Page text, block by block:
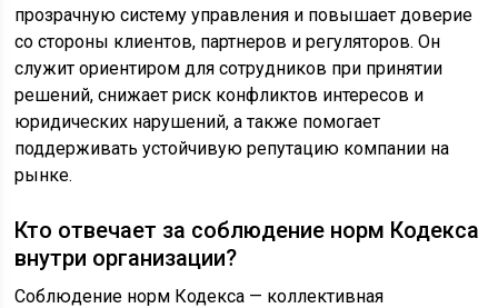
прозрачную систему управления и повышает доверие
со стороны клиентов, партнеров и регуляторов. Он
служит ориентиром для сотрудников при принятии
решений, снижает риск конфликтов интересов и
юридических нарушений, а также помогает
поддерживать устойчивую репутацию компании на
рынке.
Кто отвечает за соблюдение норм Кодекса
внутри организации?
Соблюдение норм Кодекса — коллективная